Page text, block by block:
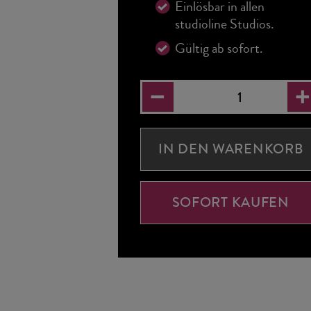
Einlösbar in allen
studioline Studios.
Gültig ab sofort.
IN DEN WARENKORB
SOFORT KAUFEN